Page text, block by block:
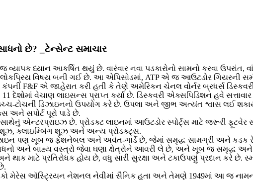
છે? _ટેન્સેન્ટ સમાચાર
ધ્યાન આકર્ષિત થયું છે. વારંવાર નવા પડકારોનો સામનો કરવા
વિષય બની ગઈ છે. આ એપિસોડમાં, ATP એ જ આઉટડોર ગિયરની
F&F એ જાહેરાત કરી હતી કે તેણે અમેરિકન ચેનલ વોર્નર બ્રધર્સ
વેચાણ લાઇસન્સ પ્રાપ્ત કર્યા છે. ડિસ્કવરી એક્સપિડિશન હવે
ટોચની ડિઝાઇનનો ઉપયોગ કરે છે. ઉપલા અને જીભ અત્યંત શ્વાસ લઈ
અને સપોર્ટ પૂરો પાડે છે.
એન્ટરપ્રાઇઝ છે. પ્રોડક્ટ લાઇનમાં આઉટડોર સ્પોર્ટ્સ માટે જરૂરી
શૂઝ, ક્લાઇમ્બિંગ શૂઝ અને અન્ય પ્રોડક્ટ્સ.
ડિઝાઇન પણ ખૂબ જ ફેશનેબલ અને અવંત-ગાર્ડે છે, જેમાં સમૃદ્ધ સામગ્રી અને
અને બાહ્ય વસ્ત્રો જેવા ઘણા ક્ષેત્રોને આવરી લે છે, અને ખૂબ જ સમૃદ્ધ અને
માટે પ્રતિરોધક હોય છે, વધુ સારી સુરક્ષા અને ટકાઉપણું પ્રદાન કરે છે.
મેરેસ ઑસ્ટ્રિયન નેશનલ નેવીમાં સૈનિક હતા અને તેમણે 1949માં આ જ